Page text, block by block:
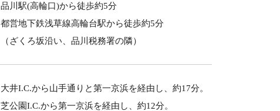
品川駅(高輪口)から徒歩約5分
都営地下鉄浅草線高輪台駅から徒歩約5分
（ざくろ坂沿い、品川税務署の隣）
大井I.C.から山手通りと第一京浜を経由し、約17分。
芝公園I.C.から第一京浜を経由し、約12分。